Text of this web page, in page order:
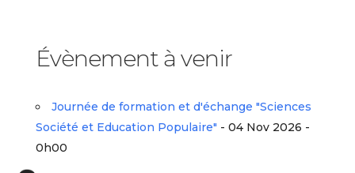
Évènement à venir
Journée de formation et d'échange "Sciences
Société et Education Populaire" - 04 Nov 2026 -
0h00